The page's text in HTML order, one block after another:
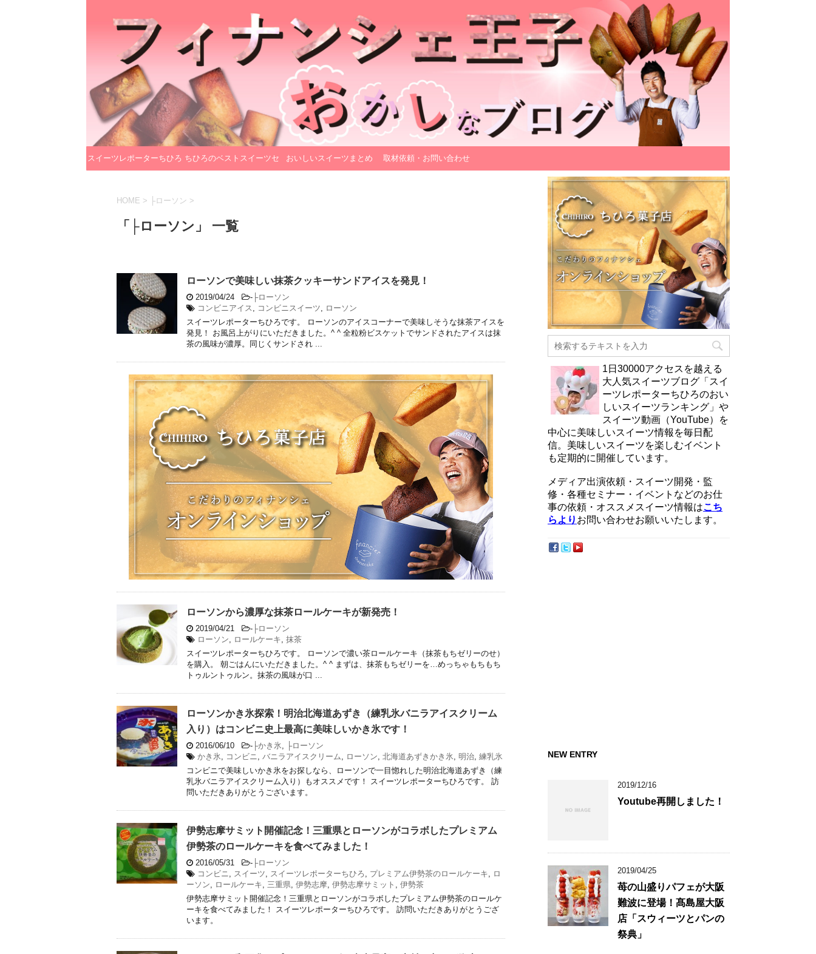
スイーツレポーターちひろ ちひろのベストスイーツセ おいしいスイーツまとめ 取材依頼・お問い合わせ
HOME > ├ローソン >
「├ローソン」 一覧
ローソンで美味しい抹茶クッキーサンドアイスを発見！
2019/04/24 - ├ローソン
コンビニアイス
コンビニスイーツ
ローソン
スイーツレポーターちひろです。 ローソンのアイスコーナーで美味しそうな抹茶アイスを
発見！ お風呂上がりにいただきました。^ ^ 全粒粉ビスケットでサンドされたアイスは抹
茶の風味が濃厚。同じくサンドされ ...
ローソンから濃厚な抹茶ロールケーキが新発売！
2019/04/21 - ├ローソン
ローソン
ロールケーキ 抹茶
スイーツレポーターちひろです。 ローソンで濃い茶ロールケーキ（抹茶もちゼリーのせ）
を購入。 朝ごはんにいただきました。^ ^ まずは、抹茶もちゼリーを…めっちゃもちもち
トゥルントゥルン。抹茶の風味が口 ...
ローソンかき氷探索！明治北海道あずき（練乳氷バニラアイスクリーム
入り）はコンビニ史上最高に美味しいかき氷です！
2016/06/10 - ├かき氷
├ローソン
かき氷
コンビニ バニラアイスクリーム ローソン 北海道あずきかき氷 明治 練乳氷
コンビニで美味しいかき氷をお探しなら、ローソンで一目惚れした明治北海道あずき（練
乳氷バニラアイスクリーム入り）もオススメです！ スイーツレポーターちひろです。 訪
問いただきありがとうございます。
伊勢志摩サミット開催記念！三重県とローソンがコラボしたプレミアム
伊勢茶のロールケーキを食べてみました！
2016/05/31 - ├ローソン
コンビニ
スイーツ スイーツレポーターちひろ プレミアム伊勢茶のロールケーキ
ロ
ーソン
ロールケーキ 三重県 伊勢志摩 伊勢志摩サミット
伊勢茶
伊勢志摩サミット開催記念！三重県とローソンがコラボしたプレミアム伊勢茶のロールケ
ーキを食べてみました！ スイーツレポーターちひろです。 訪問いただきありがとうござ
います。
1日30000アクセスを越える
大人気スイーツブログ「スイ
ーツレポーターちひろのおい
しいスイーツランキング」や
スイーツ動画（YouTube）を
中心に美味しいスイーツ情報を毎日配
信。美味しいスイーツを楽しむイベント
も定期的に開催しています。
メディア出演依頼・スイーツ開発・監
修・各種セミナー・イベントなどのお仕
事の依頼・オススメスイーツ情報はこち
らより お問い合わせお願いいたします。
NEW ENTRY
2019/12/16
Youtube再開しました！
2019/04/25
苺の山盛りパフェが大阪
難波に登場！髙島屋大阪
店「スウィーツとパンの
祭典」